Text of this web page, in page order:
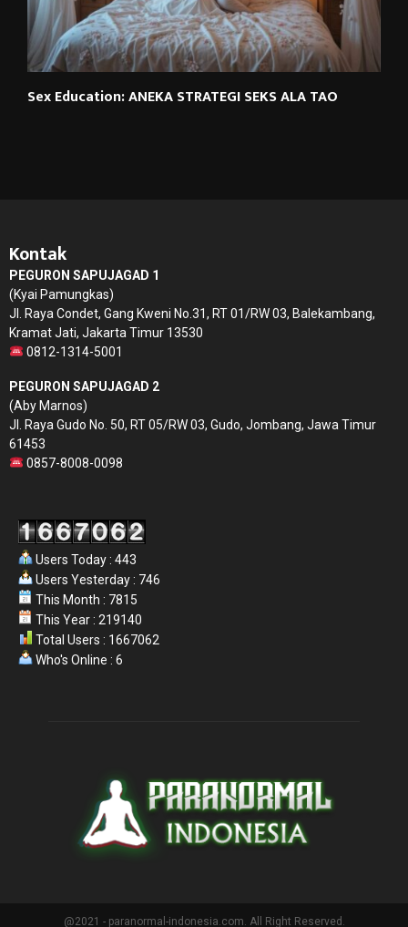
Sex Education: ANEKA STRATEGI SEKS ALA TAO
Kontak
PEGURON SAPUJAGAD 1
(Kyai Pamungkas)
Jl. Raya Condet, Gang Kweni No.31, RT 01/RW 03, Balekambang,
Kramat Jati, Jakarta Timur 13530
0812-1314-5001
PEGURON SAPUJAGAD 2
(Aby Marnos)
Jl. Raya Gudo No. 50, RT 05/RW 03, Gudo, Jombang, Jawa Timur
61453
0857-8008-0098
Users Today : 443
Users Yesterday : 746
This Month : 7815
This Year : 219140
Total Users : 1667062
Who's Online : 6
@2021 - paranormal-indonesia.com. All Right Reserved.